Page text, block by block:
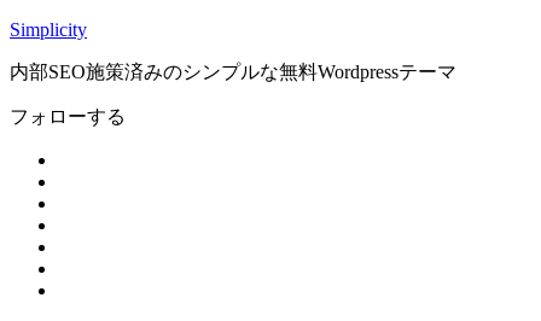
Simplicity
内部SEO施策済みのシンプルな無料Wordpressテーマ
フォローする